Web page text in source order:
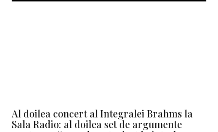
Al doilea concert al Integralei Brahms la
Sala Radio: al doilea set de argumente